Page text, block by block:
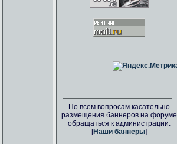
По всем вопросам касательно
размещения баннеров на форуме
обращаться к администрации.
[Наши баннеры]